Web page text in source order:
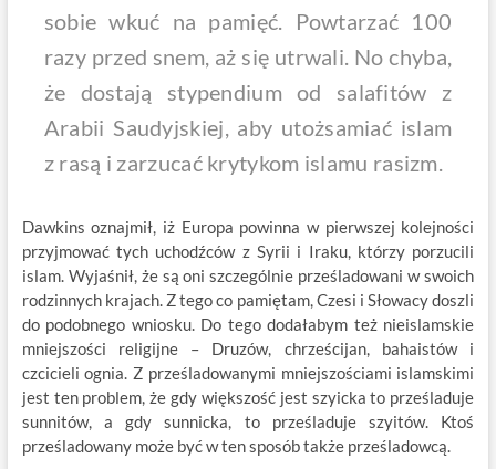
sobie wkuć na pamięć. Powtarzać 100
razy przed snem, aż się utrwali. No chyba,
że dostają stypendium od salafitów z
Arabii Saudyjskiej, aby utożsamiać islam
z rasą i zarzucać krytykom islamu rasizm.
Dawkins oznajmił, iż Europa powinna w pierwszej kolejności
przyjmować tych uchodźców z Syrii i Iraku, którzy porzucili
islam. Wyjaśnił, że są oni szczególnie prześladowani w swoich
rodzinnych krajach. Z tego co pamiętam, Czesi i Słowacy doszli
do podobnego wniosku. Do tego dodałabym też nieislamskie
mniejszości religijne – Druzów, chrześcijan, bahaistów i
czcicieli ognia. Z prześladowanymi mniejszościami islamskimi
jest ten problem, że gdy większość jest szyicka to prześladuje
sunnitów, a gdy sunnicka, to prześladuje szyitów. Ktoś
prześladowany może być w ten sposób także prześladowcą.